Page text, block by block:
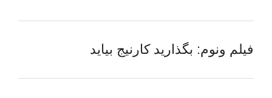
فیلم ونوم: بگذارید کارنیج بیاید